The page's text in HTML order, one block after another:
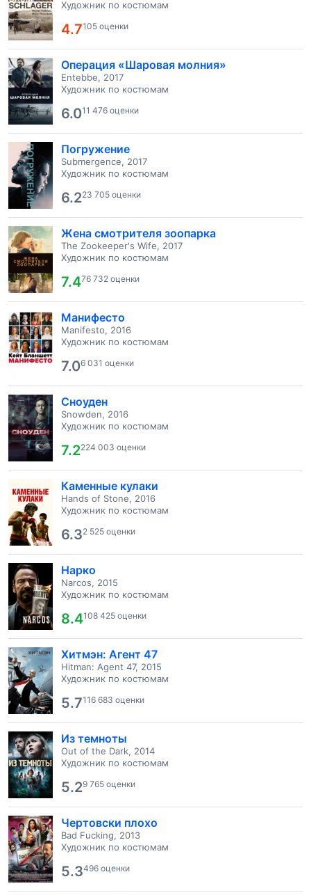
Художник по костюмам
4.7105 оценки
Операция «Шаровая молния»
Entebbe, 2017
Художник по костюмам
6.011 476 оценки
Погружение
Submergence, 2017
Художник по костюмам
6.223 705 оценки
Жена смотрителя зоопарка
The Zookeeper's Wife, 2017
Художник по костюмам
7.476 732 оценки
Манифесто
Manifesto, 2016
Художник по костюмам
7.06 031 оценки
Сноуден
Snowden, 2016
Художник по костюмам
7.2224 003 оценки
Каменные кулаки
Hands of Stone, 2016
Художник по костюмам
6.32 525 оценки
Нарко
Narcos, 2015
Художник по костюмам
8.4108 425 оценки
Хитмэн: Агент 47
Hitman: Agent 47, 2015
Художник по костюмам
5.7116 683 оценки
Из темноты
Out of the Dark, 2014
Художник по костюмам
5.29 765 оценки
Чертовски плохо
Bad Fucking, 2013
Художник по костюмам
5.3496 оценки